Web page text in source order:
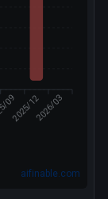
09
2025/122026/03
aifinable.com